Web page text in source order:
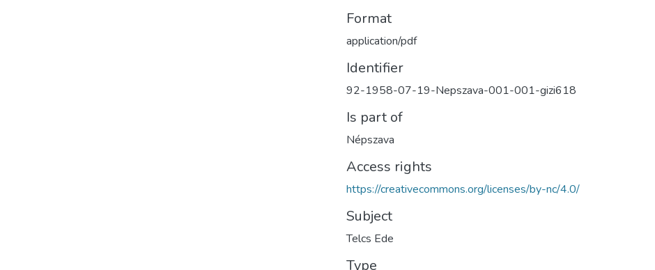
Format
application/pdf
Identifier
92-1958-07-19-Nepszava-001-001-gizi618
Is part of
Népszava
Access rights
https://creativecommons.org/licenses/by-nc/4.0/
Subject
Telcs Ede
Type